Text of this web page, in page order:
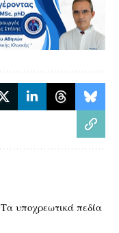
Τα υποχρεωτικά πεδία